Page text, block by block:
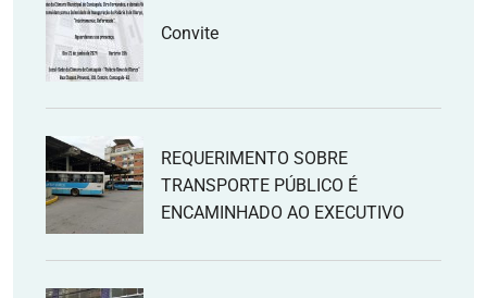
Convite
REQUERIMENTO SOBRE
TRANSPORTE PÚBLICO É
ENCAMINHADO AO EXECUTIVO